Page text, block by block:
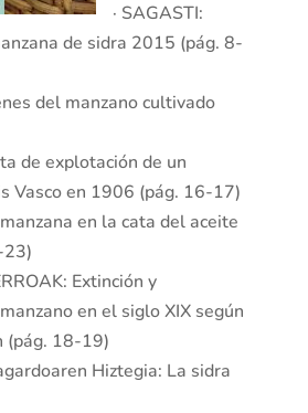
· SAGASTI:
de sidra 2015 (pág. 8-
del manzano cultivado
de explotación de un
Vasco en 1906 (pág. 16-17)
manzana en la cata del aceite
23)
Extinción y
en el siglo XIX según
(pág. 18-19)
Hiztegia: La sidra